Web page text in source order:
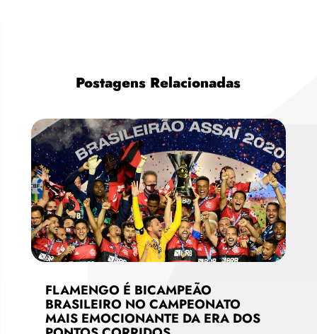
Postagens Relacionadas
FLAMENGO É BICAMPEÃO
BRASILEIRO NO CAMPEONATO
MAIS EMOCIONANTE DA ERA DOS